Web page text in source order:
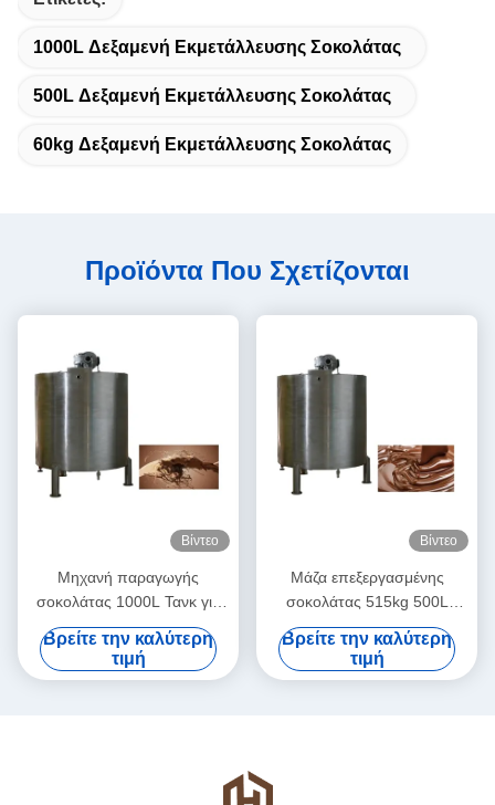
1000L Δεξαμενή Εκμετάλλευσης Σοκολάτας
500L Δεξαμενή Εκμετάλλευσης Σοκολάτας
60kg Δεξαμενή Εκμετάλλευσης Σοκολάτας
Προϊόντα Που Σχετίζονται
Βίντεο
Μηχανή παραγωγής
σοκολάτας 1000L Τανκ για
σοκολάτα
Βρείτε την καλύτερη
τιμή
Βίντεο
Μάζα επεξεργασμένης
σοκολάτας 515kg 500L
δεξαμενή αποθήκευσης
σοκολάτας
Βρείτε την καλύτερη
τιμή